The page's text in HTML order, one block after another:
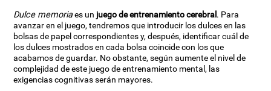
Dulce memoriaes un juego de entrenamiento cerebral. Para
avanzar en el juego, tendremos que introducir los dulces en las
bolsas de papel correspondientes y, después, identificar cuál de
los dulces mostrados en cada bolsa coincide con los que
acabamos de guardar. No obstante, según aumente el nivel de
complejidad de este juego de entrenamiento mental, las
exigencias cognitivas serán mayores.